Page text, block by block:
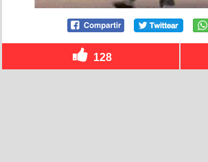
128